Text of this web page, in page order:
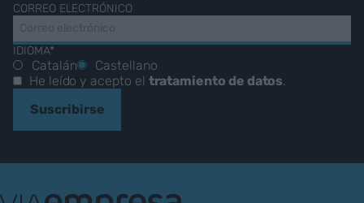
CORREO ELECTRÓNICO
IDIOMA*
Catalán
Castellano
He leído y acepto el tratamiento de datos.
Suscribirse